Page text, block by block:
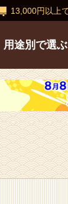
13,000円以上
用途別で選ぶ